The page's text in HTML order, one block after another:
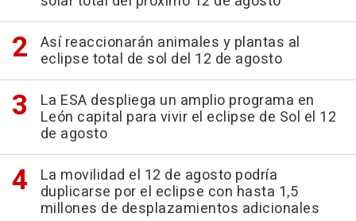
Así reaccionarán animales y plantas al
eclipse total de sol del 12 de agosto
La ESA despliega un amplio programa en
León capital para vivir el eclipse de Sol el 12
de agosto
La movilidad el 12 de agosto podría
duplicarse por el eclipse con hasta 1,5
millones de desplazamientos adicionales